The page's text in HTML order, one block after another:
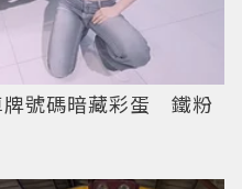
牌號碼暗藏彩蛋 鐵粉